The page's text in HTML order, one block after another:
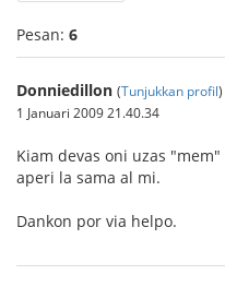
Pesan: 6
Donniedillon (Tunjukkan profil)
1 Januari 2009 21.40.34
Kiam devas oni uzas
aperi la sama al mi.
Dankon por via helpo.